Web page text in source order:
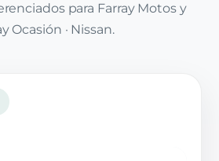
para Farray Motos y
Ocasión · Nissan.